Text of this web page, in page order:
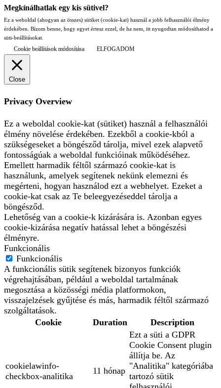
Megkínálhatlak egy kis sütivel?
Ez a weboldal (ahogyan az összes) sütiket (cookie-kat) használ a jobb felhasználói élmény
érdekében. Bízom benne, hogy egyet értesz ezzel, de ha nem, itt nyugodtan módosíthatod a
süti-beállításokat.
Cookie beállítások módosítása ELFOGADOM
Close
Privacy Overview
Ez a weboldal cookie-kat (sütiket) használ a felhasználói
élmény növelése érdekében. Ezekből a cookie-kból a
szükségeseket a böngésződ tárolja, mivel ezek alapvető
fontosságúak a weboldal funkcióinak működéséhez.
Emellett harmadik féltől származó cookie-kat is
használunk, amelyek segítenek nekünk elemezni és
megérteni, hogyan használod ezt a webhelyet. Ezeket a
cookie-kat csak az Te beleegyezéseddel tárolja a
böngésződ.
Lehetőség van a cookie-k kizárására is. Azonban egyes
cookie-kizárása negatív hatással lehet a böngészési
élményre.
Funkcionális
Funkcionális
A funkcionális sütik segítenek bizonyos funkciók
végrehajtásában, például a weboldal tartalmának
megosztása a közösségi média platformokon,
visszajelzések gyűjtése és más, harmadik féltől származó
szolgáltatások.
Cookie
Duration Description
cookielawinfo-
checkbox-analitika
11 hónap
Ezt a süti a GDPR
Cookie Consent plugin
állítja be. Az
"Analitika" kategóriába
tartozó sütik